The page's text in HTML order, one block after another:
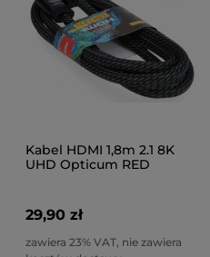
Kabel HDMI 1,8m 2.1 8K
UHD Opticum RED
29,90 zł
zawiera 23% VAT, nie zawiera